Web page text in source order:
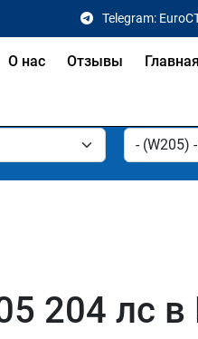
Telegram:
О нас Отзывы Главная
204 лс в